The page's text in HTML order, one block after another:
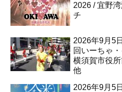
2026 / 宜野
チ
2026年9月5
回いーちゃ
横須賀市役
他
2026年9月5